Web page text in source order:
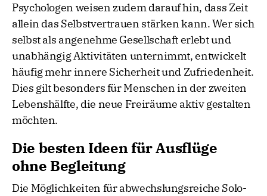
Psychologen weisen zudem darauf hin, dass Zeit
allein das Selbstvertrauen stärken kann. Wer sich
selbst als angenehme Gesellschaft erlebt und
unabhängig Aktivitäten unternimmt, entwickelt
häufig mehr innere Sicherheit und Zufriedenheit.
Dies gilt besonders für Menschen in der zweiten
Lebenshälfte, die neue Freiräume aktiv gestalten
möchten.
Die besten Ideen für Ausflüge
ohne Begleitung
Die Möglichkeiten für abwechslungsreiche Solo-